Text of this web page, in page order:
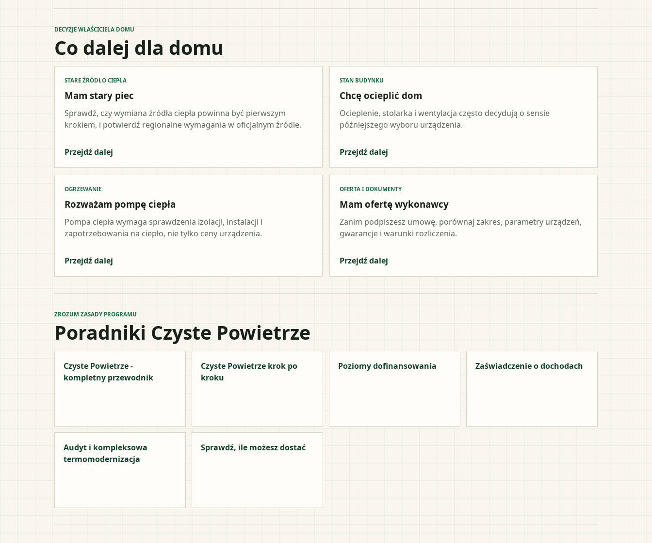
DECYZJE WŁAŚCICIELA DOMU
Co dalej dla domu
STARE ŹRÓDŁO CIEPŁA
Mam stary piec
Sprawdź, czy wymiana źródła ciepła powinna być pierwszym
krokiem, i potwierdź regionalne wymagania w oficjalnym źródle.
Przejdź dalej
STAN BUDYNKU
Chcę ocieplić dom
Ocieplenie, stolarka i wentylacja często decydują o sensie
późniejszego wyboru urządzenia.
Przejdź dalej
OGRZEWANIE
Rozważam pompę ciepła
Pompa ciepła wymaga sprawdzenia izolacji, instalacji i
zapotrzebowania na ciepło, nie tylko ceny urządzenia.
Przejdź dalej
OFERTA I DOKUMENTY
Mam ofertę wykonawcy
Zanim podpiszesz umowę, porównaj zakres, parametry urządzeń,
gwarancje i warunki rozliczenia.
Przejdź dalej
ZROZUM ZASADY PROGRAMU
Poradniki Czyste Powietrze
Czyste Powietrze -
kompletny przewodnik
Czyste Powietrze krok po
kroku
Poziomy dofinansowania Zaświadczenie o dochodach
Audyt i kompleksowa
termomodernizacja
Sprawdź, ile możesz dostać